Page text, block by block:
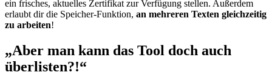
ein frisches, aktuelles Zertifikat zur Verfügung stellen. Außerdem
erlaubt dir die Speicher-Funktion, an mehreren Texten gleichzeitig
zu arbeiten!
„Aber man kann das Tool doch auch
überlisten?!“